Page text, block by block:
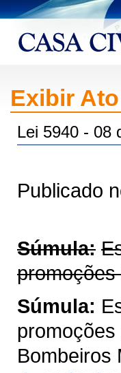
Exibir Ato
Lei 5940 - 08
Publicado
Súmula:
Súmula:
Bombeiros